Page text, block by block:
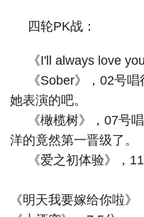
四轮PK战：
《I'll always love you
《Sober》，02号唱
她表演的吧。
《橄榄树》，07号
洋的竟然第一晋级了。
《爱之初体验》，11
《明天我要嫁给你啦》